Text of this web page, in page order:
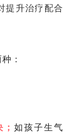
提升治疗配合
：
如孩子生气